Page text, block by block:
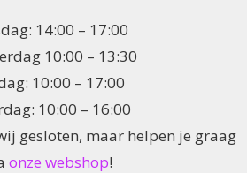
14:00 – 17:00
10:00 – 13:30
10:00 – 17:00
10:00 – 16:00
gesloten, maar helpen je graag
onze webshop!